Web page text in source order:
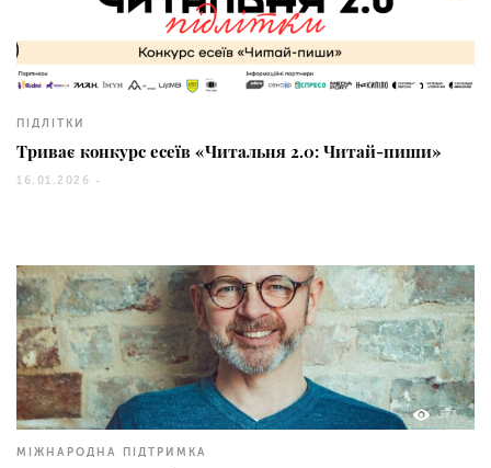
212
ПІДЛІТКИ
Триває конкурс есеїв «Читальня 2.0: Читай-пиши»
16.01.2026 -
377
МІЖНАРОДНА ПІДТРИМКА